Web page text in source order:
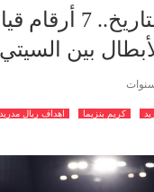
بنزيما يصنع
بين
كريم بنزيما اهداف ريال مدريد